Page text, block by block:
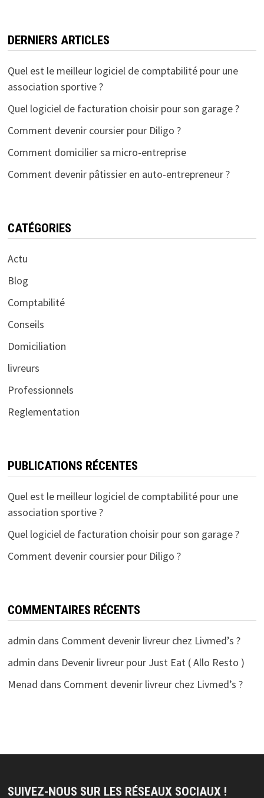
DERNIERS ARTICLES
Quel est le meilleur logiciel de comptabilité pour une
association sportive ?
Quel logiciel de facturation choisir pour son garage ?
Comment devenir coursier pour Diligo ?
Comment domicilier sa micro-entreprise
Comment devenir pâtissier en auto-entrepreneur ?
CATÉGORIES
Actu
Blog
Comptabilité
Conseils
Domiciliation
livreurs
Professionnels
Reglementation
PUBLICATIONS RÉCENTES
Quel est le meilleur logiciel de comptabilité pour une
association sportive ?
Quel logiciel de facturation choisir pour son garage ?
Comment devenir coursier pour Diligo ?
COMMENTAIRES RÉCENTS
admin dans Comment devenir livreur chez Livmed’s ?
admin dans Devenir livreur pour Just Eat ( Allo Resto )
Menad dans Comment devenir livreur chez Livmed’s ?
SUIVEZ-NOUS SUR LES RÉSEAUX SOCIAUX !